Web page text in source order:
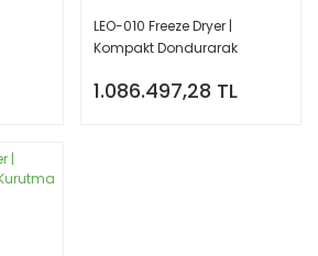
LEO-010 Freeze Dryer |
Kompakt Dondurarak
1.086.497,28 TL